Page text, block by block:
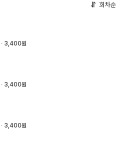
회차순
3,400원
3,400원
3,400원